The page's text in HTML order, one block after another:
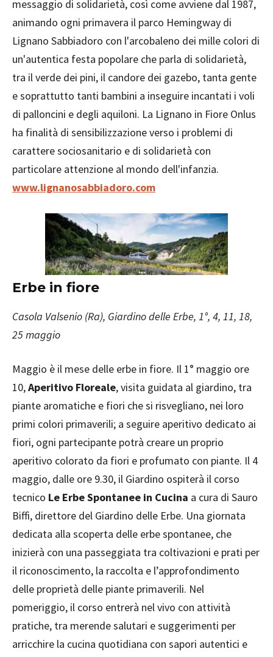
messaggio di solidarietà, così come avviene dal 1987,
animando ogni primavera il parco Hemingway di
Lignano Sabbiadoro con l'arcobaleno dei mille colori di
un'autentica festa popolare che parla di solidarietà,
tra il verde dei pini, il candore dei gazebo, tanta gente
e soprattutto tanti bambini a inseguire incantati i voli
di palloncini e degli aquiloni. La Lignano in Fiore Onlus
ha finalità di sensibilizzazione verso i problemi di
carattere sociosanitario e di solidarietà con
particolare attenzione al mondo dell'infanzia.
www.lignanosabbiadoro.com
Erbe in fiore
Casola Valsenio (Ra), Giardino delle Erbe, 1°, 4, 11, 18,
25 maggio
Maggio è il mese delle erbe in fiore. Il 1° maggio ore
10,Aperitivo Floreale, visita guidata al giardino, tra
piante aromatiche e fiori che si risvegliano, nei loro
primi colori primaverili; a seguire aperitivo dedicato ai
fiori, ogni partecipante potrà creare un proprio
aperitivo colorato da fiori e profumato con piante. Il 4
maggio, dalle ore 9.30, il Giardino ospiterà il corso
tecnico Le Erbe Spontanee in Cucina a cura di Sauro
Biffi, direttore del Giardino delle Erbe. Una giornata
dedicata alla scoperta delle erbe spontanee, che
inizierà con una passeggiata tra coltivazioni e prati per
il riconoscimento, la raccolta e l’approfondimento
delle proprietà delle piante primaverili. Nel
pomeriggio, il corso entrerà nel vivo con attività
pratiche, tra merende salutari e suggerimenti per
arricchire la cucina quotidiana con sapori autentici e